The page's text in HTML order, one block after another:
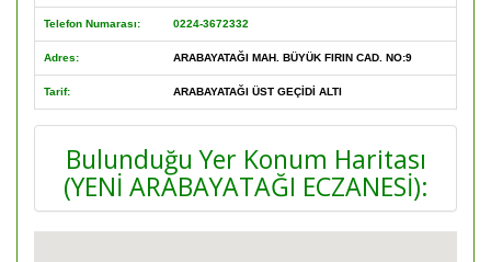
Telefon Numarası: 0224-3672332
Adres: ARABAYATAĞI MAH. BÜYÜK FIRIN CAD. NO:9
Tarif: ARABAYATAĞI ÜST GEÇİDİ ALTI
Bulunduğu Yer Konum Haritası
(YENİ ARABAYATAĞI ECZANESİ):